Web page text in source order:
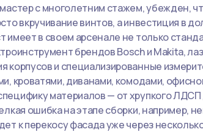
с многолетним стажем, убежден,
вкручивание винтов, а инвестиция в
имеет в своем арсенале не только
брендов Bosch и Makita,
корпусов и специализированные
кроватями, диванами, комодами,
материалов — от хрупкого ЛДСП
ошибка на этапе сборки, например,
к перекосу фасада уже через